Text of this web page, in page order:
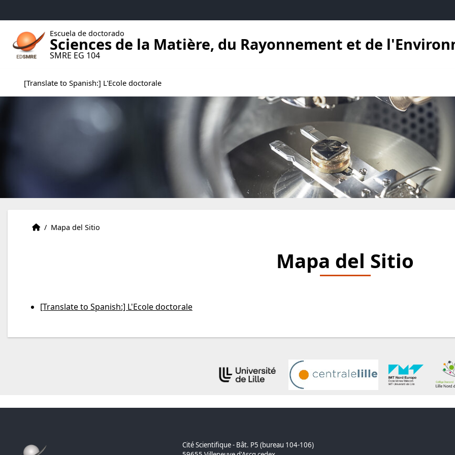
Escuela de doctorado
Sciences de la Matière, du Rayonnement et de
SMRE EG 104
[Translate to Spanish:] L'Ecole doctorale
[Translate to Spanish:] Accueil
Accueil
/ Mapa del Sitio
Mapa del Sitio
[Translate to Spanish:] L'Ecole doctorale
Cité Scientifique - Bât. P5 (bureau 104-106)